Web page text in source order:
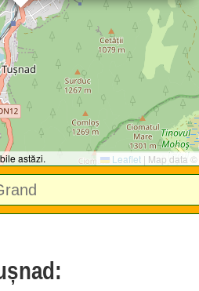
astăzi. Leaflet | Map data ©